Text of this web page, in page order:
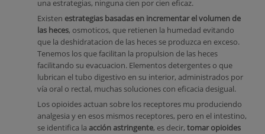
una estrategias, ninguna cien por cien eficaz.
Existen estrategias basadas en incrementar el volumen de
las heces, osmoticos, que retienen la humedad evitando
que la deshidratacion de las heces se produzca en exceso.
Tenemos los que facilitan la propulsion de las heces
facilitando su evacuacion. Elementos detergentes o que
lubrican el tubo digestivo en su interior, administrados por
vía oral o rectal, muchas soluciones con eficacia desigual.
Los opioides actuan sobre los receptores mu produciendo
analgesia y en esos mismos receptores, pero en el intestino,
se identifica la acción astringente, es decir, tomar opioides